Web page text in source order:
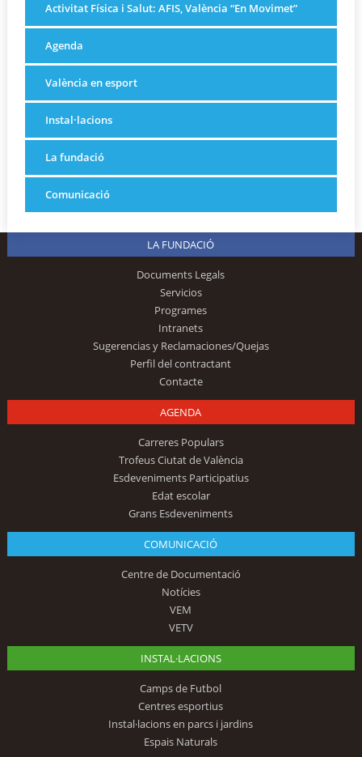
Activitat Física i Salut: AFIS, València “En Movimet”
Agenda
València en esport
Instal·lacions
La fundació
Comunicació
LA FUNDACIÓ
Documents Legals
Servicios
Programes
Intranets
Sugerencias y Reclamaciones/Quejas
Perfil del contractant
Contacte
AGENDA
Carreres Populars
Trofeus Ciutat de València
Esdeveniments Participatius
Edat escolar
Grans Esdeveniments
COMUNICACIÓ
Centre de Documentació
Notícies
VEM
VETV
INSTAL·LACIONS
Camps de Futbol
Centres esportius
Instal·lacions en parcs i jardins
Espais Naturals